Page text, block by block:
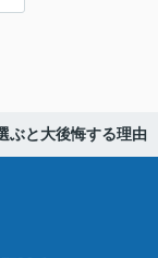
ぶと大後悔する理由